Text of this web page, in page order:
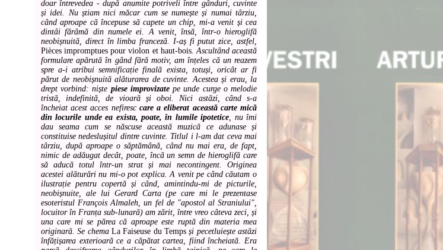
doar întrevedea - după anumite potriveli între gânduri, cuvinte
și idei. Nu știam nici măcar cum se numește și numai târziu,
când aproape că începuse să capete un chip, mi-a venit și cea
dintâi fărâmă din numele ei. A venit, însă, într-o hieroglifă
neobișnuită, direct în limba franceză. I-aș fi putut zice, astfel,
Pièces impromptues pour violon et haut-bois. Ascultând această
formulare apărută în gând fără motiv, am înțeles că un reazem
spre a-i atribui semnificație finală exista, totuși, oricât ar fi
părut de neobișnuită alăturarea de cuvinte. Acestea și erau, la
drept vorbind: niște piese improvizatepe unde curge o melodie
tristă, indefinită, de vioară și oboi. Nici astăzi, când s-a
încheiat acest acces nefiresc care a eliberat această carte mică
din locurile unde ea exista, poate, în lumile ipotetice, nu îmi
dau seama cum se născuse această muzică ce adunase și
constituise nedeslușitul dintre cuvinte. Titlul i l-am dat ceva mai
târziu, după aproape o săptămână, când nu mai era, de fapt,
nimic de adăugat decât, poate, încă un semn de hieroglifă care
să aducă totul într-un strat și mai necontingent. Originea
acestei alăturări nu mi-o pot explica. A venit pe când căutam o
ilustrație pentru copertă și când, amintindu-mi de picturile,
neobișnuite, ale lui Gerard Carta (pe care mi le prezentase
esoteristul François Almaleh, un fel de "apostol al Straniului",
locuitor în Franța sub-lunară) am zărit, între vreo câteva zeci, și
una care mi se părea că aproape este ruptă din materia mea
originară. Se chema La Faiseuse du Temps și pecetluiește astăzi
înfățișarea exterioară ce a căpătat cartea, fiind încheiată. Era